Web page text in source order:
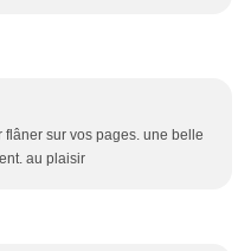
sur vos pages. une belle
au plaisir